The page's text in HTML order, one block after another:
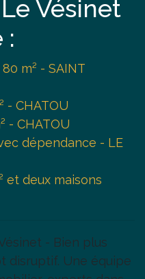
Vésinet
:
m² - SAINT
- CHATOU
- CHATOU
dépendance - LE
et deux maisons
- Bien plus
disruptif. Une équipe